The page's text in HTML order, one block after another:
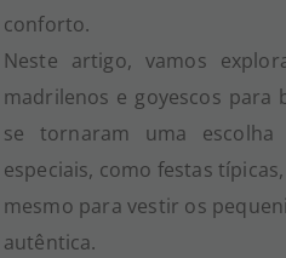
conforto.
Neste artigo, vamos
madrilenos e goyescos para
se tornaram uma
especiais, como festas
mesmo para vestir os
autêntica.